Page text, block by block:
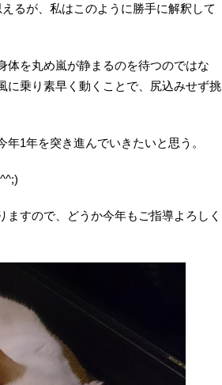
るが、私はこのように勝手に解釈して
体を丸め嵐が静まるのを待つのではな
に乗り素早く動くことで、尻込みせず挑
1年を突き進んでいきたいと思う。
すので、どうか今年もご指導よろしく